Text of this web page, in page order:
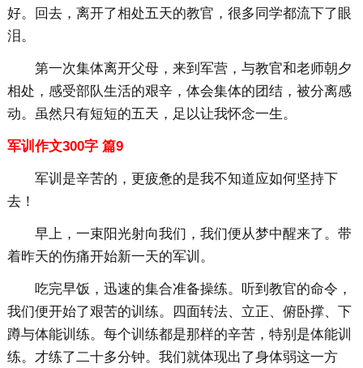
好。回去，离开了相处五天的教官，很多同学都流下了眼
泪。
第一次集体离开父母，来到军营，与教官和老师朝夕
相处，感受部队生活的艰辛，体会集体的团结，被分离感
动。虽然只有短短的五天，足以让我怀念一生。
军训作文300字 篇9
军训是辛苦的，更疲惫的是我不知道应如何坚持下
去！
早上，一束阳光射向我们，我们便从梦中醒来了。带
着昨天的伤痛开始新一天的军训。
吃完早饭，迅速的集合准备操练。听到教官的命令，
我们便开始了艰苦的训练。四面转法、立正、俯卧撑、下
蹲与体能训练。每个训练都是那样的辛苦，特别是体能训
练。才练了二十多分钟。我们就体现出了身体弱这一方